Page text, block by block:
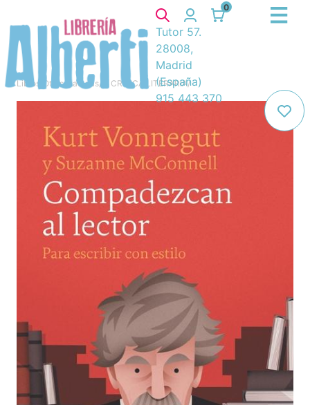
0
Tutor 57.
28008,
Madrid
(España)
915 443 370
Libros Otras materias/ 8. CRITICA LITERARIA/